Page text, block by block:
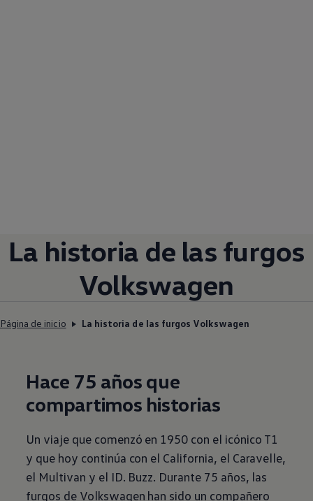
La historia de las furgos
Volkswagen
Página de inicio La historia de las furgos Volkswagen
Hace 75 años que
compartimos historias
Un viaje que comenzó en 1950 con el icónico T1
y que hoy continúa con el California, el Caravelle,
el Multivan y el ID. Buzz. Durante 75 años, las
furgos de Volkswagen han sido un compañero